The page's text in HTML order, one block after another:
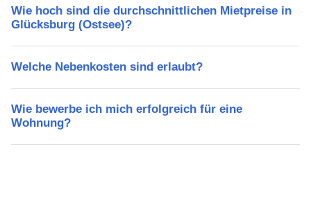
Wie hoch sind die durchschnittlichen Mietpreise in
Glücksburg (Ostsee)?
Welche Nebenkosten sind erlaubt?
Wie bewerbe ich mich erfolgreich für eine
Wohnung?